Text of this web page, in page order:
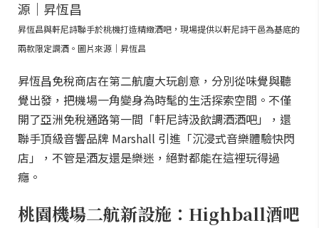
昇恆昌與軒尼詩聯手於桃機打造精緻酒吧，現場提供以軒尼詩干邑為基底的
兩款限定調酒。圖片來源｜昇恆昌
昇恆昌免稅商店在第二航廈大玩創意，分別從味覺與聽
覺出發，把機場一角變身為時髦的生活探索空間。不僅
開了亞洲免稅通路第一間「軒尼詩汲飲調酒酒吧」，還
聯手頂級音響品牌 Marshall 引進「沉浸式音樂體驗快閃
店」，不管是酒友還是樂迷，絕對都能在這裡玩得過
癮。
桃園機場二航新設施：Highball酒吧